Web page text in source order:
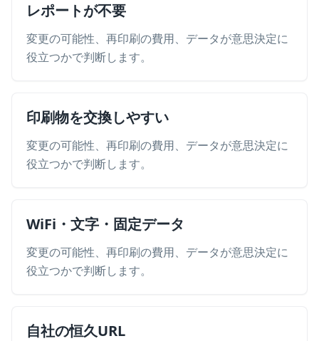
レポートが不要
変更の可能性、再印刷の費用、データが意思決定に
役立つかで判断します。
印刷物を交換しやすい
変更の可能性、再印刷の費用、データが意思決定に
役立つかで判断します。
WiFi・文字・固定データ
変更の可能性、再印刷の費用、データが意思決定に
役立つかで判断します。
自社の恒久URL